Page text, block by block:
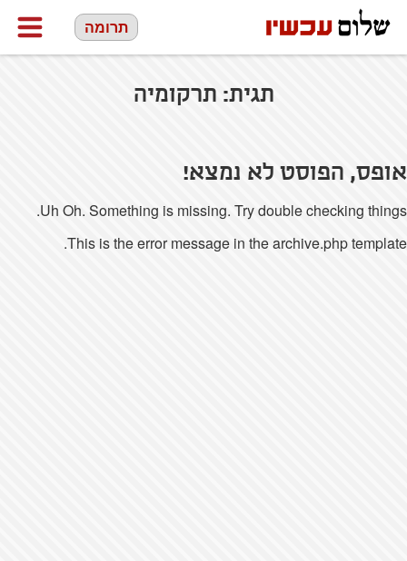
תרומה
תגית: תרקומיה
אופס, הפוסט לא נמצא!
Uh Oh. Something is missing. Try double checking things.
This is the error message in the archive.php template.